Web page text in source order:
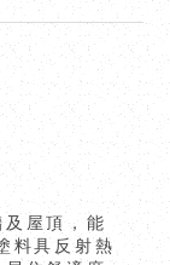
屋頂，能
料具反射熱